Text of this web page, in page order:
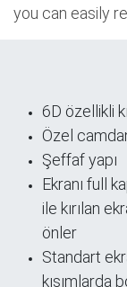
you can easily
6D özellikli
Özel
Şeffaf yapı
​Ekranı full
ile kırılan
önler
Standart
kısımlarda